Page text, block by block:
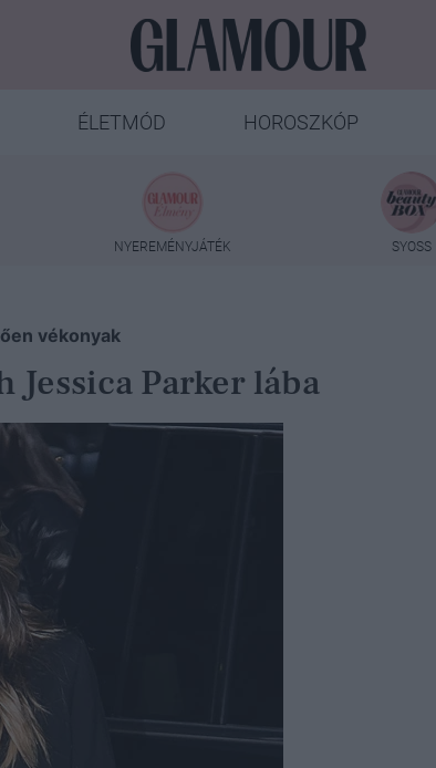
ÉLETMÓD HOROSZKÓP
NYEREMÉNYJÁTÉK SYOSS
vékonyak
Jessica Parker lába